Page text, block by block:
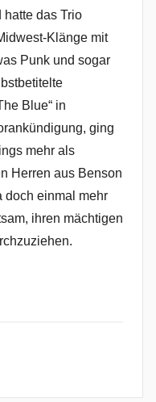
hatte das Trio
Klänge mit
Punk und sogar
Blue“ in
ging
mehr als
Herren aus Benson
doch einmal mehr
ihren mächtigen